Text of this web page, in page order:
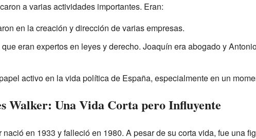
a varias actividades importantes. Eran:
en la creación y dirección de varias empresas.
eran expertos en leyes y derecho. Joaquín era abogado y
activo en la vida política de España, especialmente en un
Walker: Una Vida Corta pero Influyente
en 1933 y falleció en 1980. A pesar de su corta vida, fue una